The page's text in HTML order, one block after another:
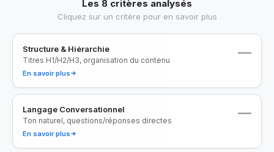
Les 8 critères analysés
Cliquez sur un critère pour en savoir plus
Structure & Hiérarchie
Titres H1/H2/H3, organisation du contenu
—
En savoir plus
Langage Conversationnel
Ton naturel, questions/réponses directes
—
En savoir plus